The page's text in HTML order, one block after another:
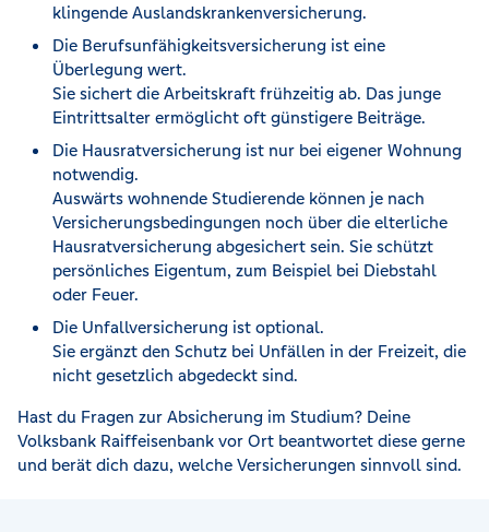
klingende Auslandskrankenversicherung.
Die Berufsunfähigkeitsversicherung ist eine
Überlegung wert.
Sie sichert die Arbeitskraft frühzeitig ab. Das junge
Eintrittsalter ermöglicht oft günstigere Beiträge.
Die Hausratversicherung ist nur bei eigener Wohnung
notwendig.
Auswärts wohnende Studierende können je nach
Versicherungsbedingungen noch über die elterliche
Hausratversicherung abgesichert sein. Sie schützt
persönliches Eigentum, zum Beispiel bei Diebstahl
oder Feuer.
Die Unfallversicherung ist optional.
Sie ergänzt den Schutz bei Unfällen in der Freizeit, die
nicht gesetzlich abgedeckt sind.
Hast du Fragen zur Absicherung im Studium? Deine
Volksbank Raiffeisenbank vor Ort beantwortet diese gerne
und berät dich dazu, welche Versicherungen sinnvoll sind.